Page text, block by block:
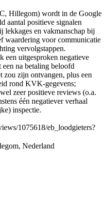
Hillegom) wordt in de Google
aantal positieve signalen
lekkages en vakmanschap bij
waardering voor communicatie
vervolgstappen.
een uitgesproken negatieve
na betaling beloofd
zou zijn ontvangen, plus een
rond KVK-gegevens;
zeer positieve reviews (o.a.
één negatiever verhaal
inspectie.
1075618/eb_loodgieters?
Nederland